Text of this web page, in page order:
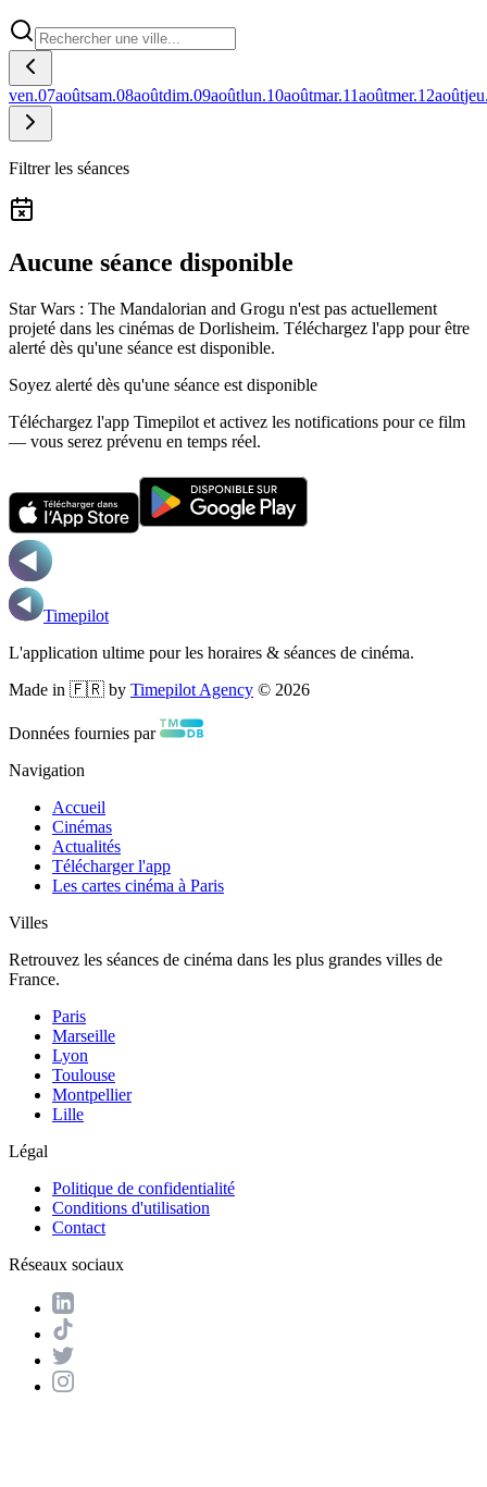
ven.07aoûtsam.08aoûtdim.09aoûtlun.10aoûtmar.11aoûtmer.12août
Filtrer les séances
Aucune séance disponible
Star Wars : The Mandalorian and Grogu n'est pas actuellement
projeté dans les cinémas de Dorlisheim. Téléchargez l'app pour être
alerté dès qu'une séance est disponible.
Soyez alerté dès qu'une séance est disponible
Téléchargez l'app Timepilot et activez les notifications pour ce film
— vous serez prévenu en temps réel.
Timepilot
L'application ultime pour les horaires & séances de cinéma.
Made in 🇫🇷 by Timepilot Agency © 2026
Données fournies par
Navigation
Accueil
Cinémas
Actualités
Télécharger l'app
Les cartes cinéma à Paris
Villes
Retrouvez les séances de cinéma dans les plus grandes villes de
France.
Paris
Marseille
Lyon
Toulouse
Montpellier
Lille
Légal
Politique de confidentialité
Conditions d'utilisation
Contact
Réseaux sociaux